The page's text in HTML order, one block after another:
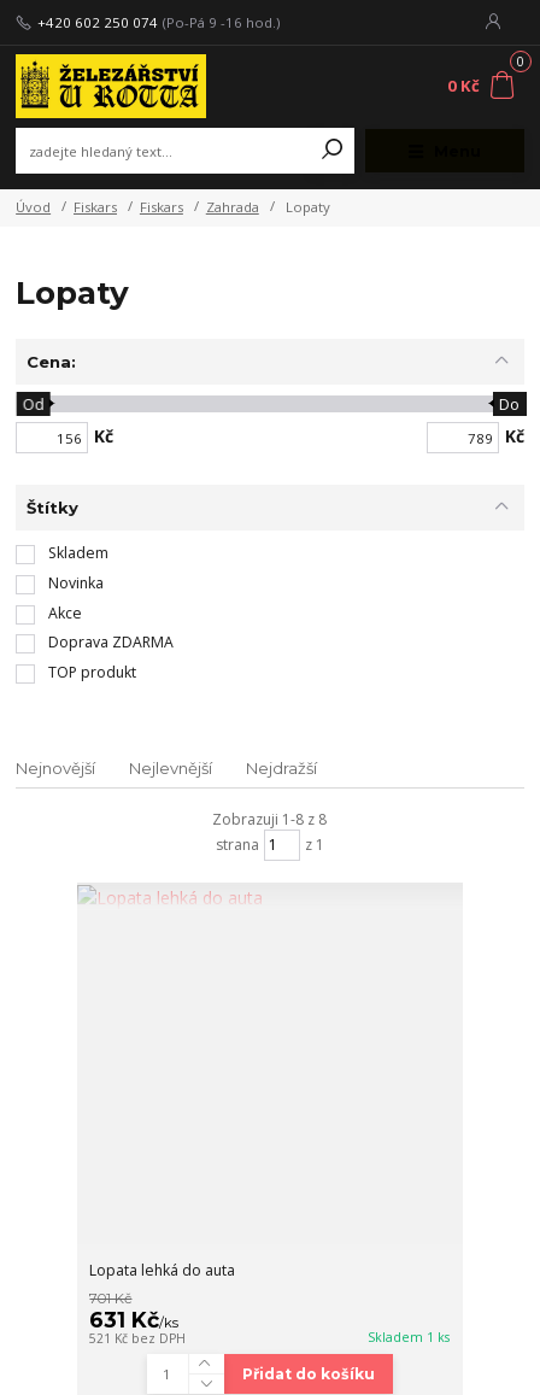
+420 602 250 074 (Po-Pá 9 -16 hod.)
0
0 Kč
Úvod Fiskars Fiskars Zahrada Lopaty
Lopaty
Cena:
Kč
Od Do
Kč
Štítky
Skladem
Novinka
Akce
Doprava ZDARMA
TOP produkt
Nejnovější Nejlevnější Nejdražší
Zobrazuji 1-8 z 8
strana
z 1
Lopata lehká do auta
701 Kč
631 Kč/ks
521 Kč bez DPH Skladem 1 ks
Přidat do košíku